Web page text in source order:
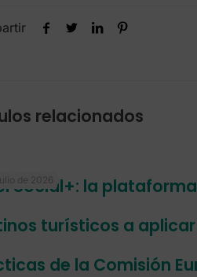
relacionados
de 2026
Social+: la
turísticos a
de la Comisión